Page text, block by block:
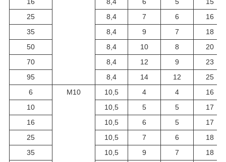
25
8,4 7 6
16
35
8,4 9 7
18
50
8,4 10 8
20
70
8,4 12 9
23
95
8,4 14 12
25
6
М10 10,5 4 4
16
10
10,5 5 5
17
16
10,5 6 5
17
25
10,5 7 6
18
35
10,5 9 7
18